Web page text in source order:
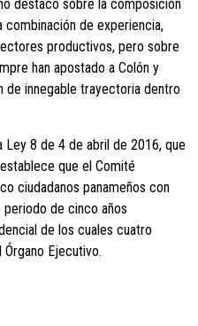
destacó sobre la composición
de experiencia,
productivos, pero sobre
han apostado a Colón y
de innegable trayectoria dentro
8 de 4 de abril de 2016, que
que el Comité
ciudadanos panameños con
de cinco años
de los cuales cuatro
Ejecutivo.